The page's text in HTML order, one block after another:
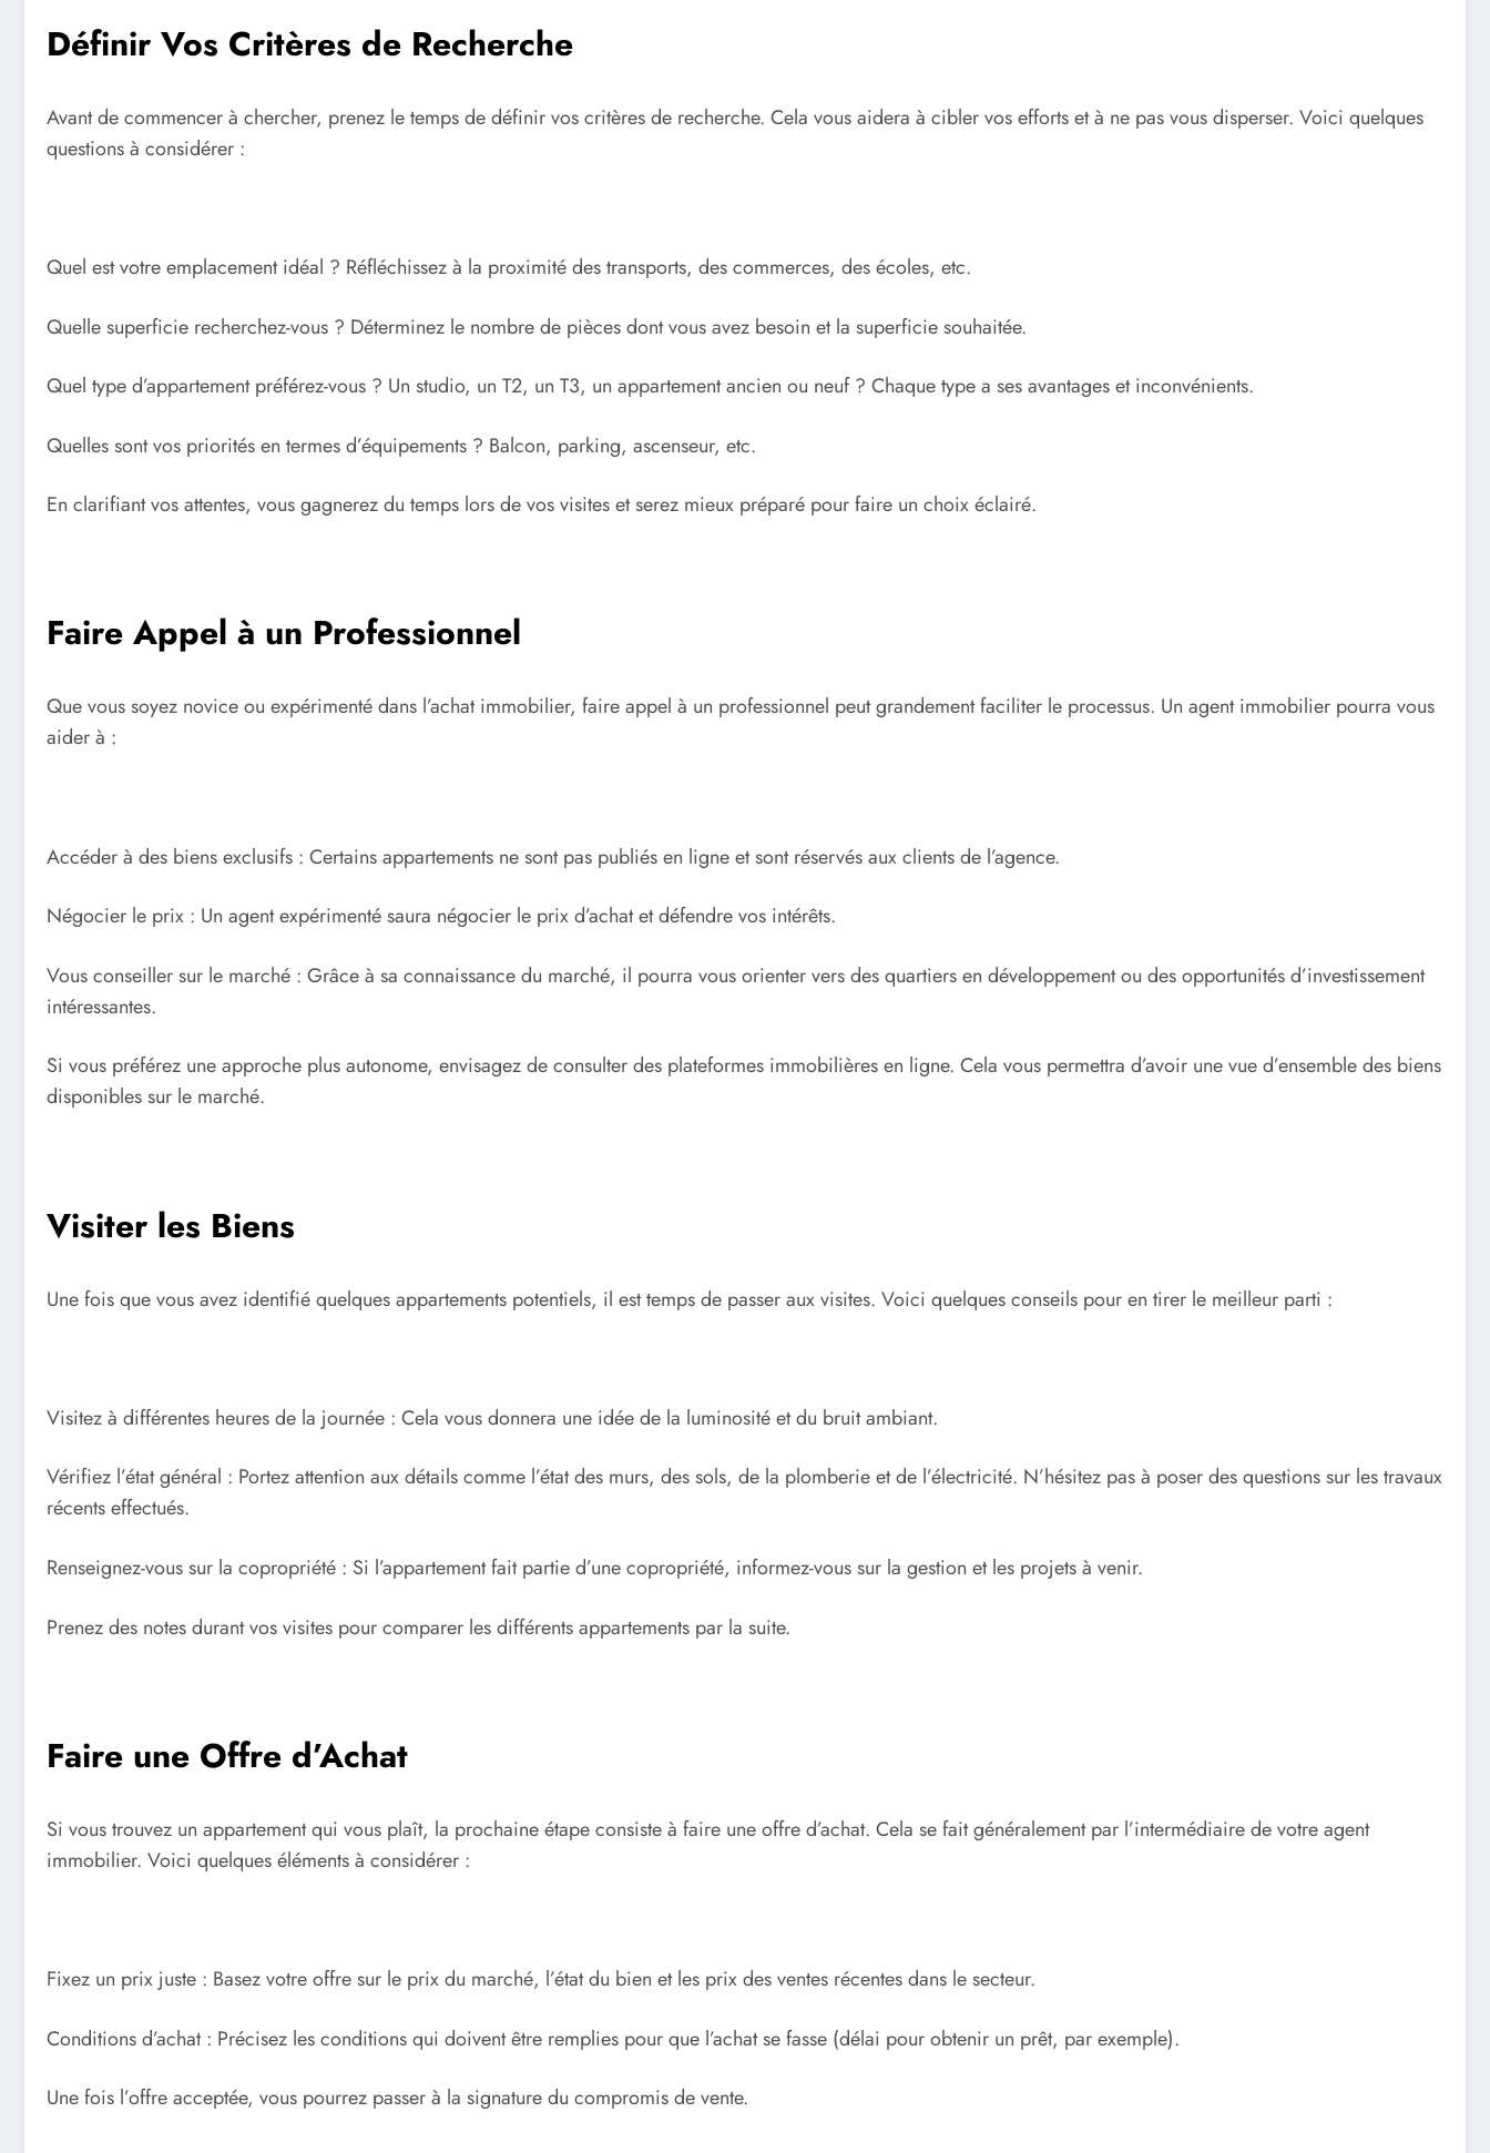
Définir Vos Critères de Recherche
Avant de commencer à chercher, prenez le temps de définir vos critères de recherche. Cela vous aidera à cibler vos efforts et à ne pas vous disperser. Voici quelques
questions à considérer :
Quel est votre emplacement idéal ? Réfléchissez à la proximité des transports, des commerces, des écoles, etc.
Quelle superficie recherchez-vous ? Déterminez le nombre de pièces dont vous avez besoin et la superficie souhaitée.
Quel type d’appartement préférez-vous ? Un studio, un T2, un T3, un appartement ancien ou neuf ? Chaque type a ses avantages et inconvénients.
Quelles sont vos priorités en termes d’équipements ? Balcon, parking, ascenseur, etc.
En clarifiant vos attentes, vous gagnerez du temps lors de vos visites et serez mieux préparé pour faire un choix éclairé.
Faire Appel à un Professionnel
Que vous soyez novice ou expérimenté dans l’achat immobilier, faire appel à un professionnel peut grandement faciliter le processus. Un agent immobilier pourra vous
aider à :
Accéder à des biens exclusifs : Certains appartements ne sont pas publiés en ligne et sont réservés aux clients de l’agence.
Négocier le prix : Un agent expérimenté saura négocier le prix d’achat et défendre vos intérêts.
Vous conseiller sur le marché : Grâce à sa connaissance du marché, il pourra vous orienter vers des quartiers en développement ou des opportunités d’investissement
intéressantes.
Si vous préférez une approche plus autonome, envisagez de consulter des plateformes immobilières en ligne. Cela vous permettra d’avoir une vue d’ensemble des biens
disponibles sur le marché.
Visiter les Biens
Une fois que vous avez identifié quelques appartements potentiels, il est temps de passer aux visites. Voici quelques conseils pour en tirer le meilleur parti :
Visitez à différentes heures de la journée : Cela vous donnera une idée de la luminosité et du bruit ambiant.
Vérifiez l’état général : Portez attention aux détails comme l’état des murs, des sols, de la plomberie et de l’électricité. N’hésitez pas à poser des questions sur les travaux
récents effectués.
Renseignez-vous sur la copropriété : Si l’appartement fait partie d’une copropriété, informez-vous sur la gestion et les projets à venir.
Prenez des notes durant vos visites pour comparer les différents appartements par la suite.
Faire une Offre d’Achat
Si vous trouvez un appartement qui vous plaît, la prochaine étape consiste à faire une offre d’achat. Cela se fait généralement par l’intermédiaire de votre agent
immobilier. Voici quelques éléments à considérer :
Fixez un prix juste : Basez votre offre sur le prix du marché, l’état du bien et les prix des ventes récentes dans le secteur.
Conditions d’achat : Précisez les conditions qui doivent être remplies pour que l’achat se fasse (délai pour obtenir un prêt, par exemple).
Une fois l’offre acceptée, vous pourrez passer à la signature du compromis de vente.